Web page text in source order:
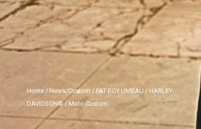
Home / News/Custom /FAT BOY UMBAU / HARLEY-
DAVIDSON®/ Moto Custom